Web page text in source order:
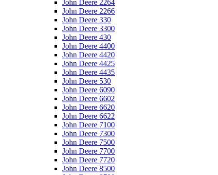
John Deere 2264
John Deere 2266
John Deere 330
John Deere 3300
John Deere 430
John Deere 4400
John Deere 4420
John Deere 4425
John Deere 4435
John Deere 530
John Deere 6090
John Deere 6602
John Deere 6620
John Deere 6622
John Deere 7100
John Deere 7300
John Deere 7500
John Deere 7700
John Deere 7720
John Deere 8500